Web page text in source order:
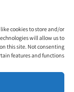
cookies to store and/or
will allow us to
this site. Not consenting
features and functions.
עקבו
enable